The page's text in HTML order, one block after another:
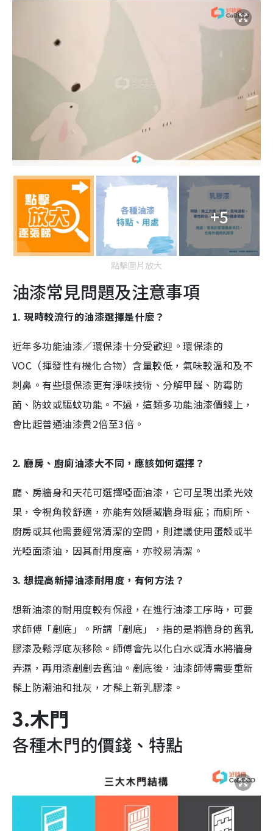
+5
點擊圖片放大
油漆常見問題及注意事項
1. 現時較流行的油漆選擇是什麼？
近年多功能油漆／環保漆十分受歡迎。環保漆的
VOC（揮發性有機化合物）含量較低，氣味較溫和及不
刺鼻。有些環保漆更有淨味技術、分解甲醛、防霉防
菌、防蚊或驅蚊功能。不過，這類多功能油漆價錢上，
會比起普通油漆貴2倍至3倍。
2. 廳房、廚廁油漆大不同，應該如何選擇？
廳、房牆身和天花可選擇啞面油漆，它可呈現出柔光效
果，令視角較舒適，亦能有效隱藏牆身瑕疵；而廁所、
廚房或其他需要經常清潔的空間，則建議使用蛋殼或半
光啞面漆油，因其耐用度高，亦較易清潔。
3. 想提高新掃油漆耐用度，有何方法？
想新油漆的耐用度較有保證，在進行油漆工序時，可要
求師傅「剷底」。所謂「剷底」，指的是將牆身的舊乳
膠漆及鬆浮底灰移除。師傅會先以化白水或清水將牆身
弄濕，再用漆剷剷去舊油。剷底後，油漆師傅需要重新
髹上防潮油和批灰，才髹上新乳膠漆。
3.木門
各種木門的價錢、特點